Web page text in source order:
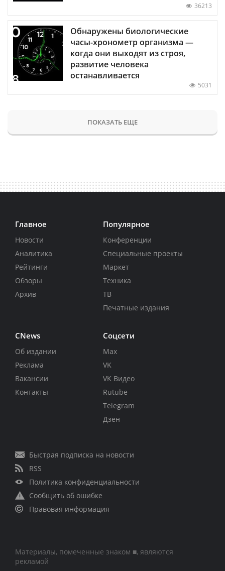
36213
Обнаружены биологические
часы-хронометр организма —
когда они выходят из строя,
развитие человека
останавливается
5031
ПОКАЗАТЬ ЕЩЕ
Главное
Новости
Аналитика
Рейтинги
Обзоры
Архив
Популярное
Конференции
Специальные проекты
Маркет
Техника
ТВ
Печатные издания
CNews
Об издании
Реклама
Вакансии
Контакты
Соцсети
Max
VK
VK Видео
Rutube
Telegram
Дзен
Быстрая подписка на новости
RSS
Политика конфиденциальности
Сообщить об ошибке
Правовая информация
Материалы, помеченные знаком ■, являются
рекламой